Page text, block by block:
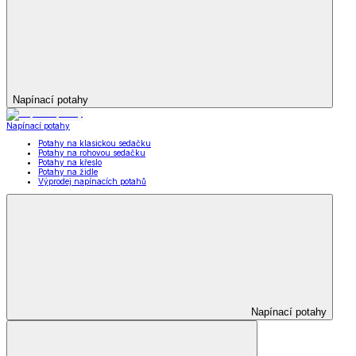
Napínací potahy
Napínací potahy
Potahy na klasickou sedačku
Potahy na rohovou sedačku
Potahy na křeslo
Potahy na židle
Výprodej napínacích potahů
Napínací potahy